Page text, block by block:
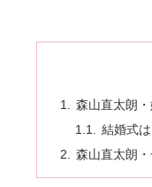
森山直太朗
結婚式
森山直太朗